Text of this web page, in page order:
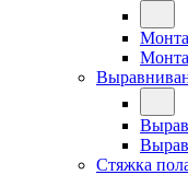
Стяжка